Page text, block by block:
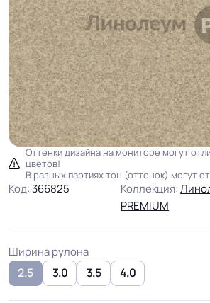
Оттенки дизайна на мониторе могут
цветов!
В разных партиях тон (оттенок) могут
Код: 366825 Коллекция:
PREMIUM
Ширина рулона
2.5
3.0 3.5 4.0